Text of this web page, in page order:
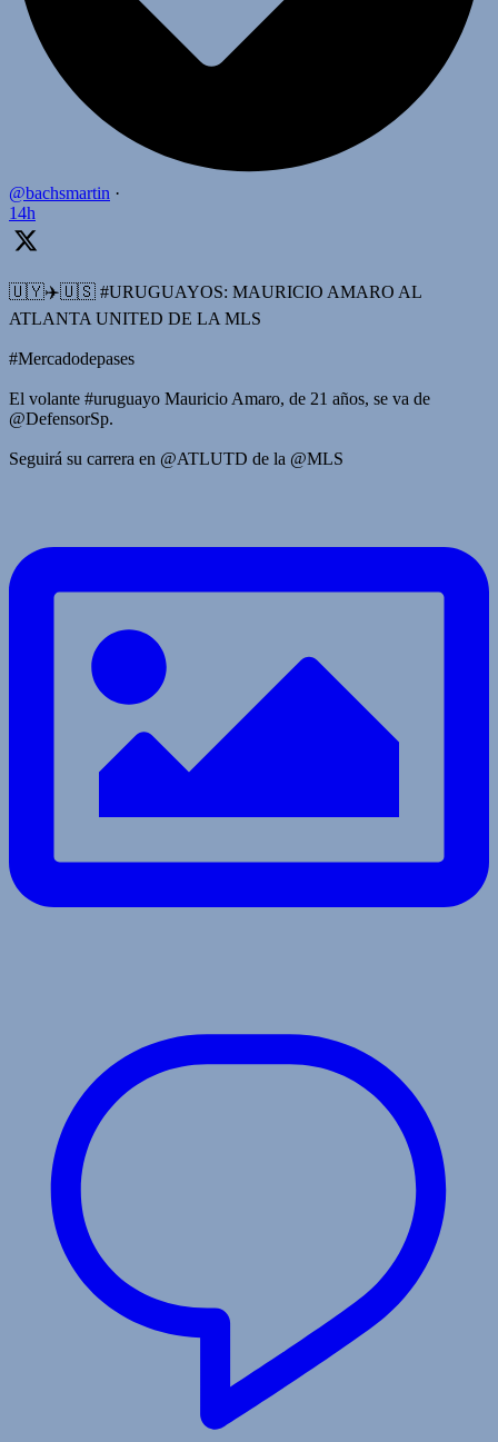
@bachsmartin ·
14h
🇺🇾✈️🇺🇸 #URUGUAYOS: MAURICIO AMARO AL
ATLANTA UNITED DE LA MLS
#Mercadodepases
El volante #uruguayo Mauricio Amaro, de 21 años, se va de
@DefensorSp.
Seguirá su carrera en @ATLUTD de la @MLS